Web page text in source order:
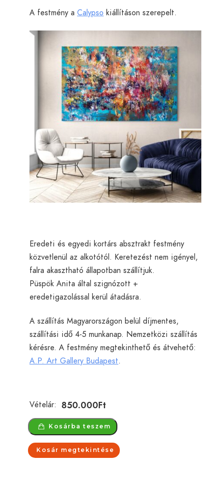
A festmény a Calypso kiállításon szerepelt.
Eredeti és egyedi kortárs absztrakt festmény
közvetlenül az alkotótól. Keretezést nem igényel,
falra akasztható állapotban szállítjuk.
Püspök Anita által szignózott +
eredetigazolással kerül átadásra.
A szállítás Magyarországon belül díjmentes,
szállítási idő 4-5 munkanap. Nemzetközi szállítás
kérésre. A festmény megtekinthető és átvehető:
A.P. Art Gallery Budapest.
Vételár: 850.000Ft
Kosárba teszem
Kosár megtekintése